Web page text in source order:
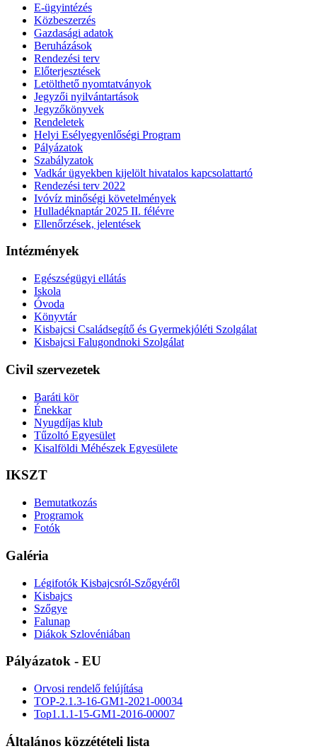
E-ügyintézés
Közbeszerzés
Gazdasági adatok
Beruházások
Rendezési terv
Előterjesztések
Letölthető nyomtatványok
Jegyzői nyilvántartások
Jegyzőkönyvek
Rendeletek
Helyi Esélyegyenlőségi Program
Pályázatok
Szabályzatok
Vadkár ügyekben kijelölt hivatalos kapcsolattartó
Rendezési terv 2022
Ivóvíz minőségi követelmények
Hulladéknaptár 2025 II. félévre
Ellenőrzések, jelentések
Intézmények
Egészségügyi ellátás
Iskola
Óvoda
Könyvtár
Kisbajcsi Családsegítő és Gyermekjóléti Szolgálat
Kisbajcsi Falugondnoki Szolgálat
Civil szervezetek
Baráti kör
Énekkar
Nyugdíjas klub
Tűzoltó Egyesület
Kisalföldi Méhészek Egyesülete
IKSZT
Bemutatkozás
Programok
Fotók
Galéria
Légifotók Kisbajcsról-Szőgyéről
Kisbajcs
Szőgye
Falunap
Diákok Szlovéniában
Pályázatok - EU
Orvosi rendelő felújítása
TOP-2.1.3-16-GM1-2021-00034
Top1.1.1-15-GM1-2016-00007
Általános közzétételi lista